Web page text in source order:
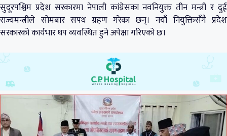
सुदूरपश्चिम प्रदेश सरकारमा नेपाली कांग्रेसका नवनियुक्त तीन मन्त्री र दुई
राज्यमन्त्रीले सोमबार सपथ ग्रहण गरेका छन्। नयाँ नियुक्तिसँगै प्रदेश
सरकारको कार्यभार थप व्यवस्थित हुने अपेक्षा गरिएको छ।